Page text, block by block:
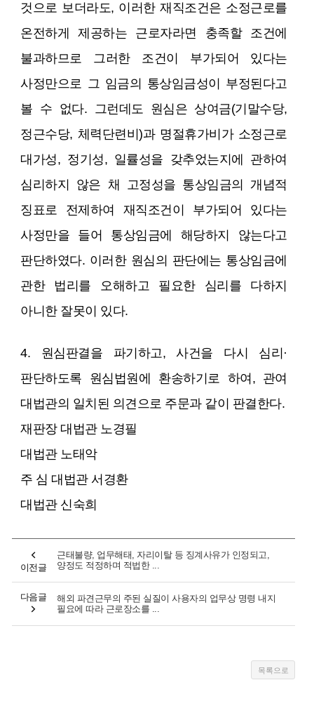
것으로 보더라도, 이러한 재직조건은 소정근로를
온전하게 제공하는 근로자라면 충족할 조건에
불과하므로 그러한 조건이 부가되어 있다는
사정만으로 그 임금의 통상임금성이 부정된다고
볼 수 없다. 그런데도 원심은 상여금(기말수당,
정근수당, 체력단련비)과 명절휴가비가 소정근로
대가성, 정기성, 일률성을 갖추었는지에 관하여
심리하지 않은 채 고정성을 통상임금의 개념적
징표로 전제하여 재직조건이 부가되어 있다는
사정만을 들어 통상임금에 해당하지 않는다고
판단하였다. 이러한 원심의 판단에는 통상임금에
관한 법리를 오해하고 필요한 심리를 다하지
아니한 잘못이 있다.
4. 원심판결을 파기하고, 사건을 다시 심리·
판단하도록 원심법원에 환송하기로 하여, 관여
대법관의 일치된 의견으로 주문과 같이 판결한다.
재판장 대법관 노경필
대법관 노태악
주 심 대법관 서경환
대법관 신숙희
이전글
근태불량, 업무해태, 자리이탈 등 징계사유가 인정되고,
양정도 적정하며 적법한 ...
다음글
해외 파견근무의 주된 실질이 사용자의 업무상 명령 내지
필요에 따라 근로장소를 ...